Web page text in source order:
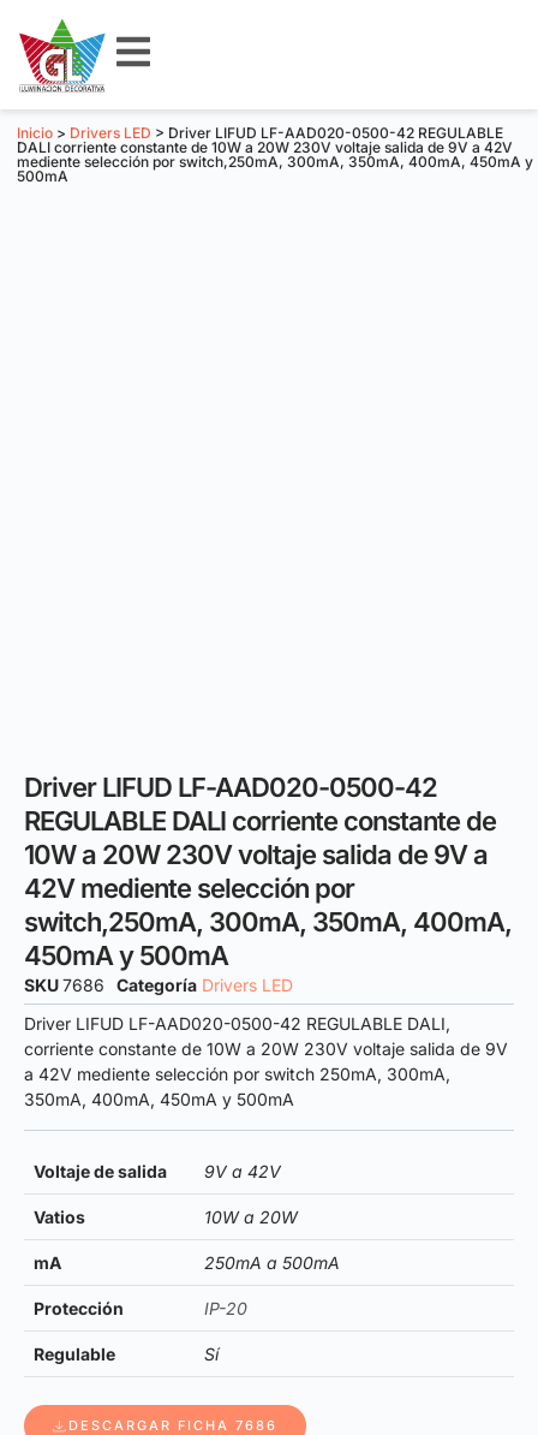
Inicio > Drivers LED > Driver LIFUD LF-AAD020-0500-42 REGULABLE
DALI corriente constante de 10W a 20W 230V voltaje salida de 9V a 42V
mediente selección por switch,250mA, 300mA, 350mA, 400mA, 450mA y
500mA
Driver LIFUD LF-AAD020-0500-42
REGULABLE DALI corriente constante de
10W a 20W 230V voltaje salida de 9V a
42V mediente selección por
switch,250mA, 300mA, 350mA, 400mA,
450mA y 500mA
SKU7686 Categoría Drivers LED
Driver LIFUD LF-AAD020-0500-42 REGULABLE DALI,
corriente constante de 10W a 20W 230V voltaje salida de 9V
a 42V mediente selección por switch 250mA, 300mA,
350mA, 400mA, 450mA y 500mA
Voltaje de salida 9V a 42V
Vatios 10W a 20W
mA 250mA a 500mA
Protección IP-20
Regulable Sí
DESCARGAR FICHA 7686